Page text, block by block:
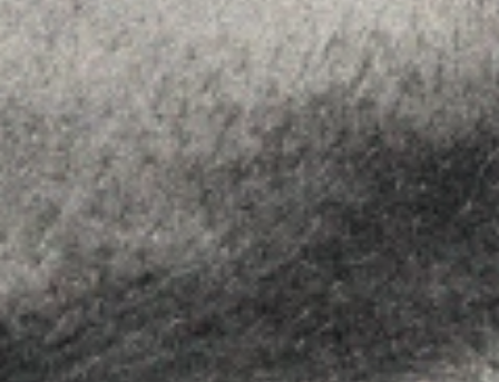
Equipo
Assessorament
Insights
Contactar
SEGUEIX-NOS
Linkedin
Instagram
Youtube